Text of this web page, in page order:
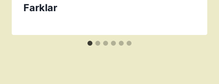
Farklar